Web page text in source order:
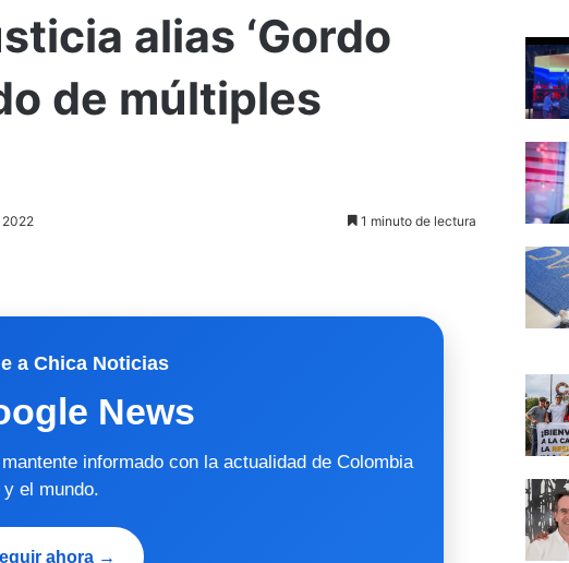
alias ‘Gordo
de múltiples
2022 1 minuto de lectura
a Chica Noticias
News
informado con la actualidad de Colombia
y el mundo.
ahora →